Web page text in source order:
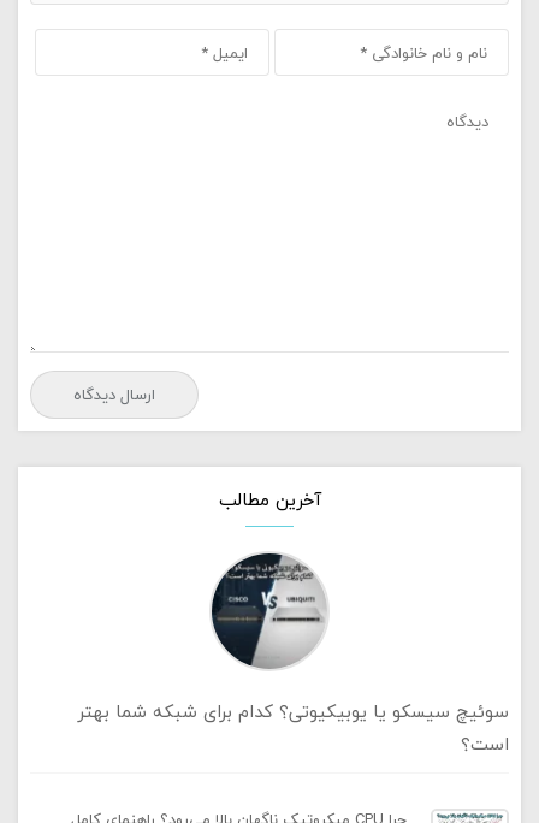
آخرین مطالب
سوئیچ سیسکو یا یوبیکیوتی؟ کدام برای شبکه شما بهتر
است؟